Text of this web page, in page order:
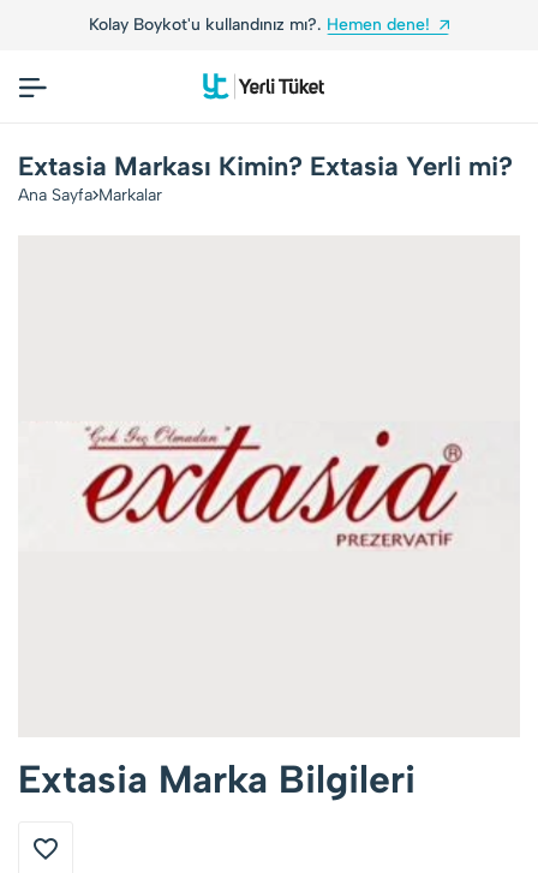
Kolay Boykot'u kullandınız mı?. Hemen dene!
Extasia Markası Kimin? Extasia Yerli mi?
Ana Sayfa Markalar
Extasia Marka Bilgileri